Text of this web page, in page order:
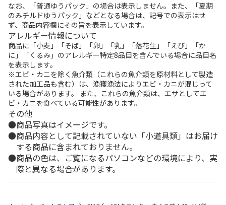
なお、「普通ゆうパック」の場合は表示しません。また、「夏期
のみチルドゆうパック」などとなる場合は、記号での表示はせ
ず、商品内容欄にその旨を表示しています。
アレルギー情報について
商品に「小麦」「そば」「卵」「乳」「落花生」「えび」「か
に」「くるみ」のアレルギー特定8品目を含んでいる場合に品目名
を表示します。
※エビ・カニを除く魚介類（これらの魚介類を原材料として製造
された加工品も含む）は、漁獲漁法によりエビ・カニが混じって
いる場合があります。 また、これらの魚介類は、エサとしてエ
ビ・カニを食べている可能性があります。
その他
商品写真はイメージです。
商品内容として記載されていない「小道具類」はお届け
する商品に含まれておりません。
商品の色は、ご覧になるパソコンなどの環境により、実
際と異なる場合があります。